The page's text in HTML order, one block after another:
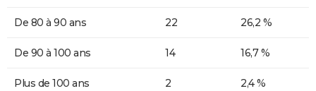
De 80 à 90 ans 22 26,2 %
De 90 à 100 ans 14 16,7 %
Plus de 100 ans 2 2,4 %